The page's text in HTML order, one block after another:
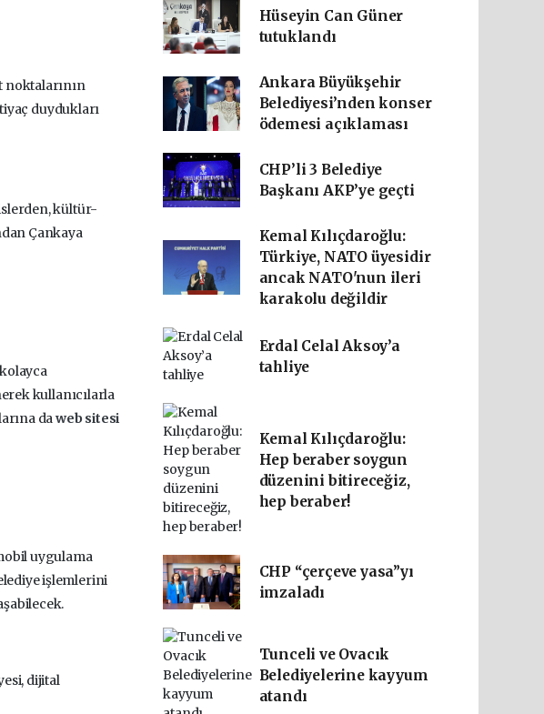
noktalarının
duydukları
kültür-
Çankaya
kullanıcılarla
daweb sitesi
uygulama
işlemlerini
dijital
Hüseyin Can Güner
tutuklandı
Ankara Büyükşehir
Belediyesi’nden konser
ödemesi açıklaması
CHP’li 3 Belediye
Başkanı AKP’ye geçti
Kemal Kılıçdaroğlu:
Türkiye, NATO üyesidir
ancak NATO'nun ileri
karakolu değildir
Erdal Celal Aksoy’a
tahliye
Kemal Kılıçdaroğlu:
Hep beraber soygun
düzenini bitireceğiz,
hep beraber!
CHP “çerçeve yasa”yı
imzaladı
Tunceli ve Ovacık
Belediyelerine kayyum
atandı